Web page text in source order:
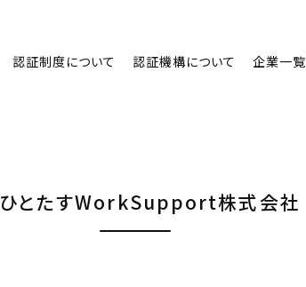
認証制度について 認証機構について 企業一覧
ひとたすWorkSupport株式会社